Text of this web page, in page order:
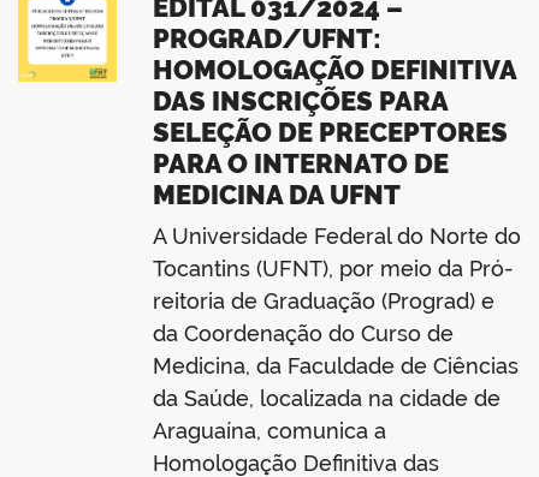
EDITAL 031/2024 –
PROGRAD/UFNT:
HOMOLOGAÇÃO DEFINITIVA
DAS INSCRIÇÕES PARA
SELEÇÃO DE PRECEPTORES
PARA O INTERNATO DE
MEDICINA DA UFNT
A Universidade Federal do Norte do
Tocantins (UFNT), por meio da Pró-
reitoria de Graduação (Prograd) e
da Coordenação do Curso de
Medicina, da Faculdade de Ciências
da Saúde, localizada na cidade de
Araguaína, comunica a
Homologação Definitiva das